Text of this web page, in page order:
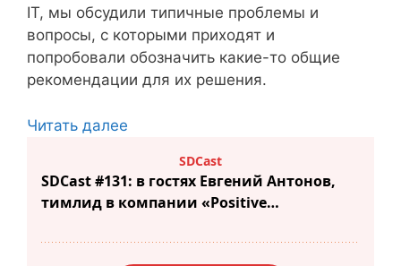
IT, мы обсудили типичные проблемы и
вопросы, с которыми приходят и
попробовали обозначить какие-то общие
рекомендации для их решения.
Читать далее